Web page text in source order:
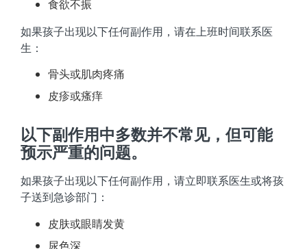
食欲不振
如果孩子出现以下任何副作用，请在上班时间联系医
生：
骨头或肌肉疼痛
皮疹或瘙痒
以下副作用中多数并不常见，但可能
预示严重的问题。
如果孩子出现以下任何副作用，请立即联系医生或将孩
子送到急诊部门：
皮肤或眼睛发黄
尿色深